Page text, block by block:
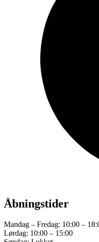
Åbningstider
Mandag – Fredag: 10:00 –
Lørdag: 10:00 – 15:00